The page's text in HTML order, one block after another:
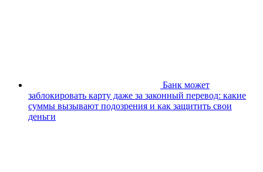
Банк может
заблокировать карту даже за законный перевод: какие
суммы вызывают подозрения и как защитить свои
деньги